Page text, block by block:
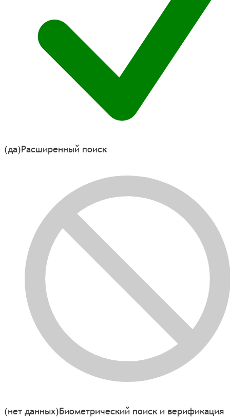
(да)Расширенный поиск
(нет данных)Биометрический поиск и верификация